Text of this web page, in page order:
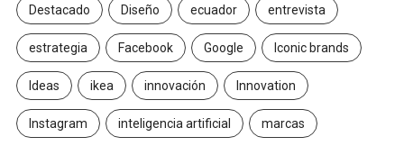
Destacado Diseño ecuador entrevista
estrategia Facebook Google Iconic brands
Ideas ikea innovación Innovation
Instagram inteligencia artificial marcas